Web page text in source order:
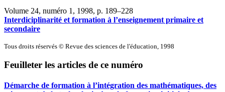
Volume 24, numéro 1, 1998, p. 189–228
Interdiciplinarité et formation à l’enseignement primaire et
secondaire
Tous droits réservés © Revue des sciences de l'éducation, 1998
Feuilleter les articles de ce numéro
Démarche de formation à l’intégration des mathématiques, des